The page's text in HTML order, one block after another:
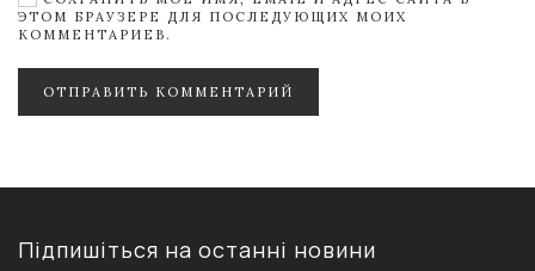
ЭТОМ БРАУЗЕРЕ ДЛЯ ПОСЛЕДУЮЩИХ МОИХ
КОММЕНТАРИЕВ.
ОТПРАВИТЬ КОММЕНТАРИЙ
Підпишіться на останні новини